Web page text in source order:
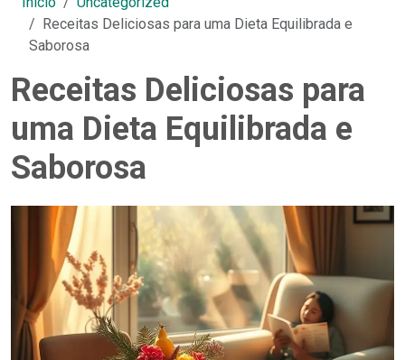
Receitas Deliciosas para uma Dieta Equilibrada e
Saborosa
Receitas Deliciosas para
uma Dieta Equilibrada e
Saborosa